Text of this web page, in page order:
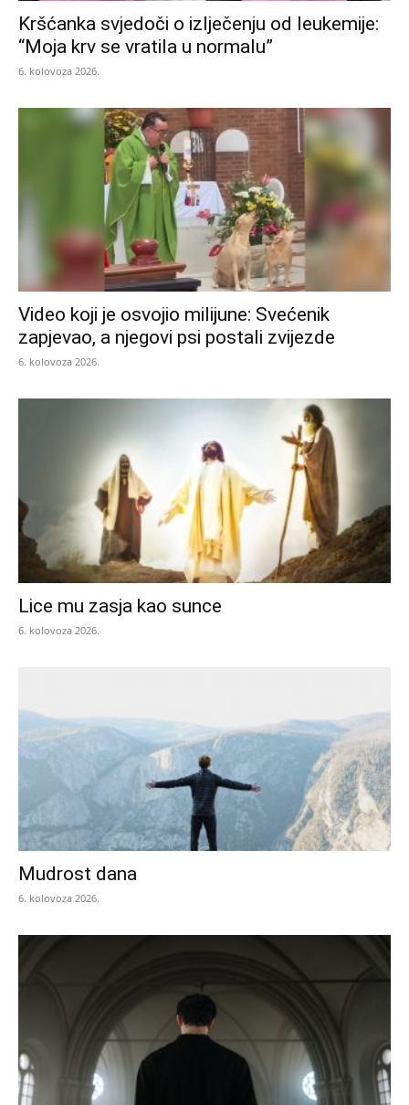
Kršćanka svjedoči o izlječenju od leukemije:
“Moja krv se vratila u normalu”
6. kolovoza 2026.
Video koji je osvojio milijune: Svećenik
zapjevao, a njegovi psi postali zvijezde
6. kolovoza 2026.
Lice mu zasja kao sunce
6. kolovoza 2026.
Mudrost dana
6. kolovoza 2026.